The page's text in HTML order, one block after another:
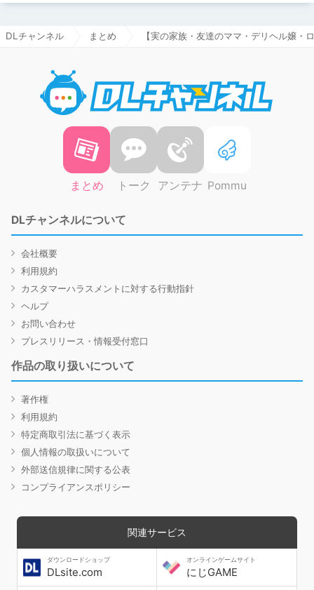
DLチャンネル まとめ 【実の家族・友達のママ・デリヘル嬢
まとめ トーク アンテナ Pommu
DLチャンネルについて
会社概要
利用規約
カスタマーハラスメントに対する行動指針
ヘルプ
お問い合わせ
プレスリリース・情報受付窓口
作品の取り扱いについて
著作権
利用規約
特定商取引法に基づく表示
個人情報の取扱いについて
外部送信規律に関する公表
コンプライアンスポリシー
関連サービス
ダウンロードショップ
DLsite.com
オンラインゲームサイト
にじGAME